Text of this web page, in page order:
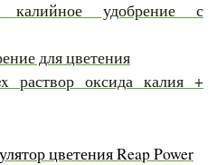
калийное удобрение с
для цветения
раствор оксида калия +
цветенияReapPower